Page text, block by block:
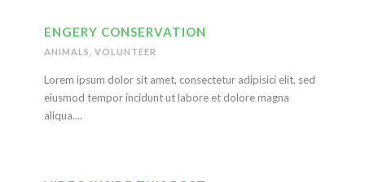
ENGERY CONSERVATION
ANIMALS VOLUNTEER
Lorem ipsum dolor sit amet, consectetur adipisici elit, sed
eiusmod tempor incidunt ut labore et dolore magna
aliqua....